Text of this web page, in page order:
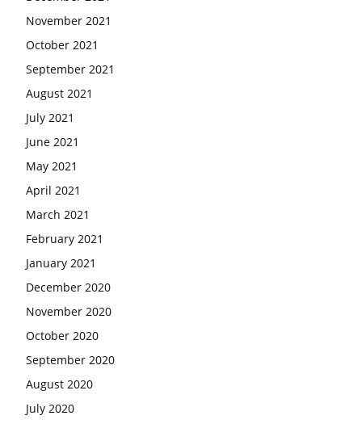
November 2021
October 2021
September 2021
August 2021
July 2021
June 2021
May 2021
April 2021
March 2021
February 2021
January 2021
December 2020
November 2020
October 2020
September 2020
August 2020
July 2020